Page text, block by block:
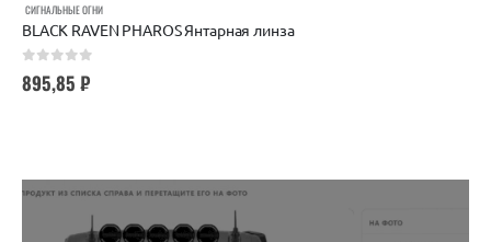
СИГНАЛЬНЫЕ ОГНИ
BLACK RAVEN PHAROS Янтарная линза
895,85 ₽